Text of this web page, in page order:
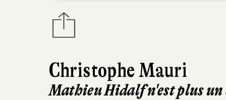
Christophe Mauri
Mathieu Hidalf n'est plus